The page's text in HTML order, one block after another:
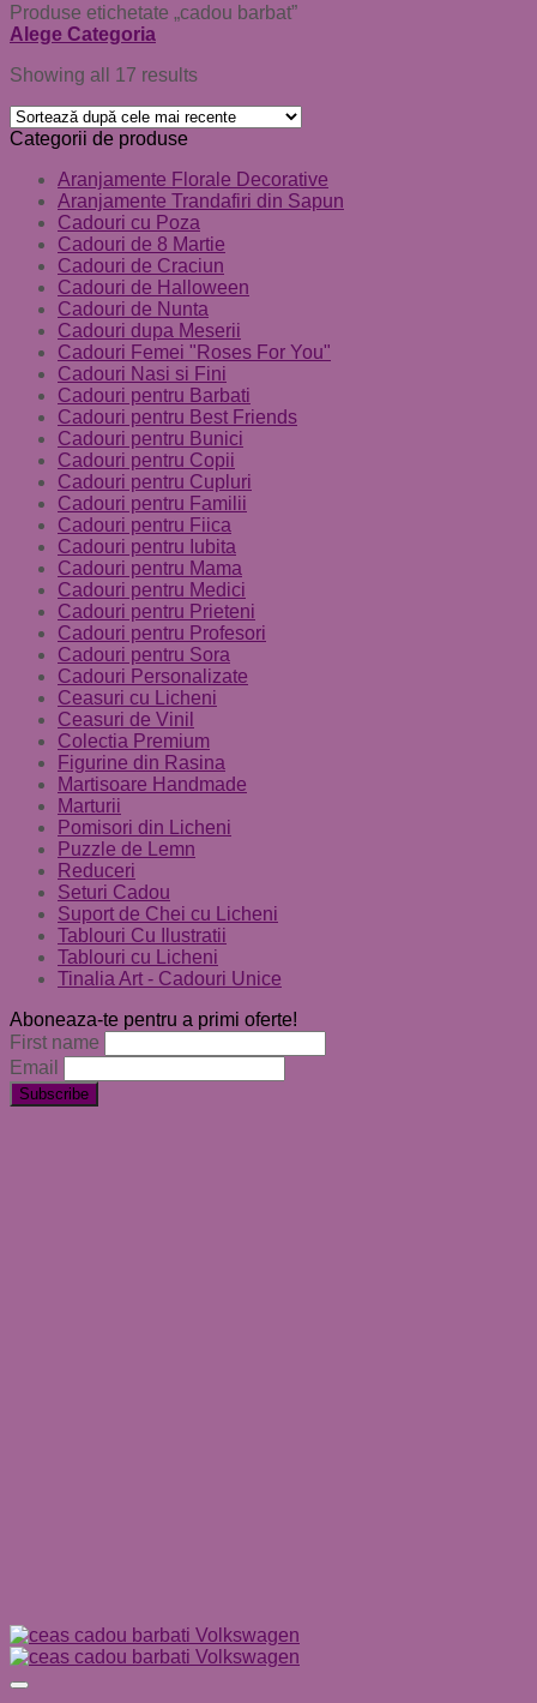
Produse etichetate „cadou barbat”
Alege Categoria
Showing all 17 results
Categorii de produse
Aranjamente Florale Decorative
Aranjamente Trandafiri din Sapun
Cadouri cu Poza
Cadouri de 8 Martie
Cadouri de Craciun
Cadouri de Halloween
Cadouri de Nunta
Cadouri dupa Meserii
Cadouri Femei "Roses For You"
Cadouri Nasi si Fini
Cadouri pentru Barbati
Cadouri pentru Best Friends
Cadouri pentru Bunici
Cadouri pentru Copii
Cadouri pentru Cupluri
Cadouri pentru Familii
Cadouri pentru Fiica
Cadouri pentru Iubita
Cadouri pentru Mama
Cadouri pentru Medici
Cadouri pentru Prieteni
Cadouri pentru Profesori
Cadouri pentru Sora
Cadouri Personalizate
Ceasuri cu Licheni
Ceasuri de Vinil
Colectia Premium
Figurine din Rasina
Martisoare Handmade
Marturii
Pomisori din Licheni
Puzzle de Lemn
Reduceri
Seturi Cadou
Suport de Chei cu Licheni
Tablouri Cu Ilustratii
Tablouri cu Licheni
Tinalia Art - Cadouri Unice
Aboneaza-te pentru a primi oferte!
First name
Email